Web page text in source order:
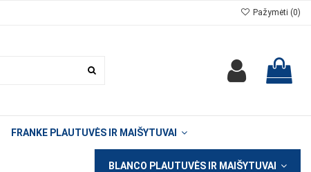
Pažymėti (0)
FRANKE PLAUTUVĖS IR MAIŠYTUVAI
BLANCO PLAUTUVĖS IR MAIŠYTUVAI